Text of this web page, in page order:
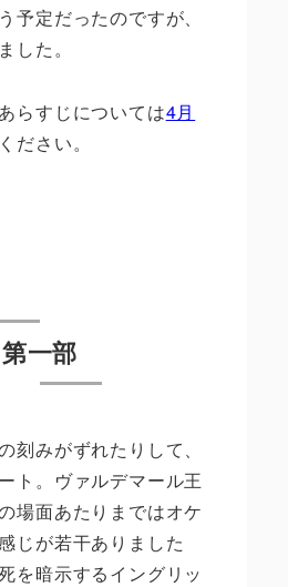
予定だったのですが、
した。
らすじについては4月
ださい。
第一部
刻みがずれたりして、
ト。ヴァルデマール王
場面あたりまではオケ
じが若干ありました
を暗示するイングリッ